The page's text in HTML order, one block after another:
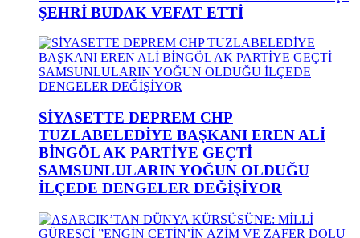
ŞEHRİ BUDAK VEFAT ETTİ
SİYASETTE DEPREM CHP
TUZLABELEDİYE BAŞKANI EREN ALİ
BİNGÖL AK PARTİYE GEÇTİ
SAMSUNLULARIN YOĞUN OLDUĞU
İLÇEDE DENGELER DEĞİŞİYOR